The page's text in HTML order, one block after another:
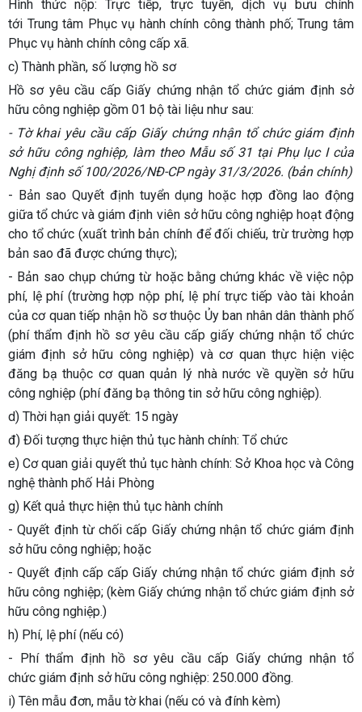
Hình thức nộp: Trực tiếp, trực tuyến, dịch vụ bưu chính
tới Trung tâm Phục vụ hành chính công thành phố; Trung tâm
Phục vụ hành chính công cấp xã.
c) Thành phần, số lượng hồ sơ
Hồ sơ yêu cầu cấp Giấy chứng nhận tổ chức giám định sở
hữu công nghiệp gồm 01 bộ tài liệu như sau:
- Tờ khai yêu cầu cấp Giấy chứng nhận tổ chức giám định
sở hữu công nghiệp, làm theo Mẫu số 31 tại Phụ lục I của
Nghị định số 100/2026/NĐ-CP ngày 31/3/2026. (bản chính)
- Bản sao Quyết định tuyển dụng hoặc hợp đồng lao động
giữa tổ chức và giám định viên sở hữu công nghiệp hoạt động
cho tổ chức (xuất trình bản chính để đối chiếu, trừ trường hợp
bản sao đã được chứng thực);
- Bản sao chụp chứng từ hoặc bằng chứng khác về việc nộp
phí, lệ phí (trường hợp nộp phí, lệ phí trực tiếp vào tài khoản
của cơ quan tiếp nhận hồ sơ thuộc Ủy ban nhân dân thành phố
(phí thẩm định hồ sơ yêu cầu cấp giấy chứng nhận tổ chức
giám định sở hữu công nghiệp) và cơ quan thực hiện việc
đăng bạ thuộc cơ quan quản lý nhà nước về quyền sở hữu
công nghiệp (phí đăng bạ thông tin sở hữu công nghiệp).
d) Thời hạn giải quyết: 15 ngày
đ) Đối tượng thực hiện thủ tục hành chính: Tổ chức
e) Cơ quan giải quyết thủ tục hành chính: Sở Khoa học và Công
nghệ thành phố Hải Phòng
g) Kết quả thực hiện thủ tục hành chính
- Quyết định từ chối cấp Giấy chứng nhận tổ chức giám định
sở hữu công nghiệp; hoặc
- Quyết định cấp cấp Giấy chứng nhận tổ chức giám định sở
hữu công nghiệp; (kèm Giấy chứng nhận tổ chức giám định sở
hữu công nghiệp.)
h) Phí, lệ phí (nếu có)
- Phí thẩm định hồ sơ yêu cầu cấp Giấy chứng nhận tổ
chức giám định sở hữu công nghiệp: 250.000 đồng.
i) Tên mẫu đơn, mẫu tờ khai (nếu có và đính kèm)